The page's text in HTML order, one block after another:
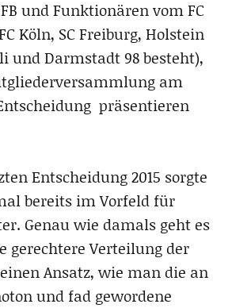
und Funktionären vom FC
Köln, SC Freiburg, Holstein
und Darmstadt 98 besteht),
am
präsentieren
Entscheidung 2015 sorgte
bereits im Vorfeld für
Genau wie damals geht es
gerechtere Verteilung der
Ansatz, wie man die an
und fad gewordene